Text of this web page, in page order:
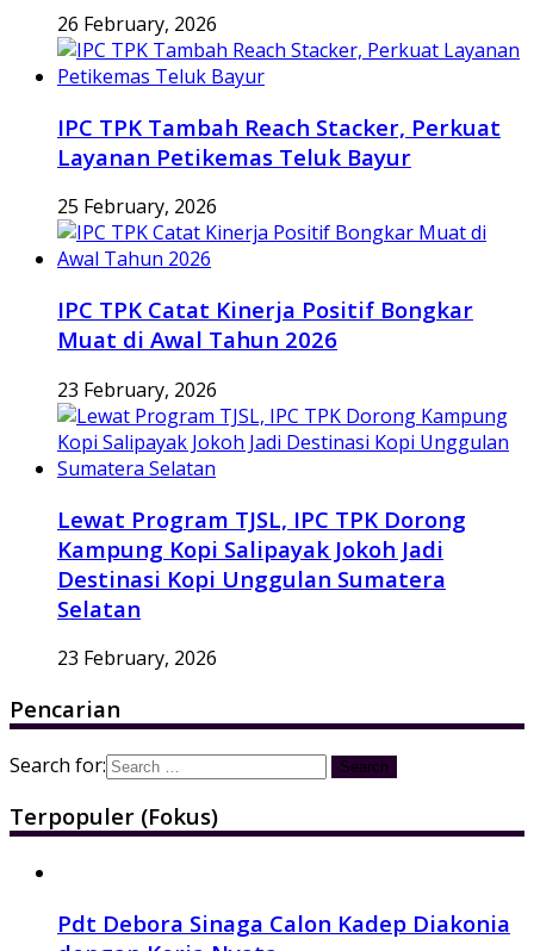
26 February, 2026
IPC TPK Tambah Reach Stacker, Perkuat
Layanan Petikemas Teluk Bayur
25 February, 2026
IPC TPK Catat Kinerja Positif Bongkar
Muat di Awal Tahun 2026
23 February, 2026
Lewat Program TJSL, IPC TPK Dorong
Kampung Kopi Salipayak Jokoh Jadi
Destinasi Kopi Unggulan Sumatera
Selatan
23 February, 2026
Pencarian
Search for:
Terpopuler (Fokus)
Pdt Debora Sinaga Calon Kadep Diakonia